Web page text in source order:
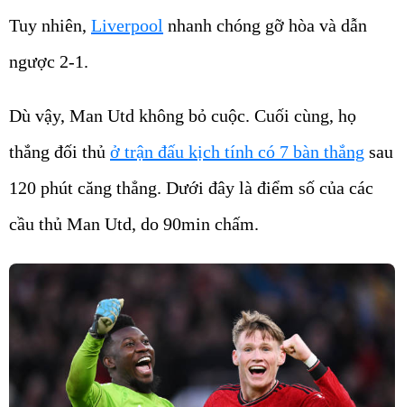
Tuy nhiên, Liverpool nhanh chóng gỡ hòa và dẫn
ngược 2-1.
Dù vậy, Man Utd không bỏ cuộc. Cuối cùng, họ
thắng đối thủ ở trận đấu kịch tính có 7 bàn thắng sau
120 phút căng thẳng. Dưới đây là điểm số của các
cầu thủ Man Utd, do 90min chấm.